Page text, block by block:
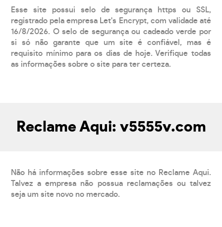
Esse site possui selo de segurança https ou SSL,
registrado pela empresa Let's Encrypt, com validade até
16/8/2026. O selo de segurança ou cadeado verde por
si só não garante que um site é confiável, mas é
requisito mínimo para os dias de hoje. Verifique todas
as informações sobre o site para ter certeza.
Reclame Aqui: v5555v.com
Não há informações sobre esse site no Reclame Aqui.
Talvez a empresa não possua reclamações ou talvez
seja um site novo no mercado.